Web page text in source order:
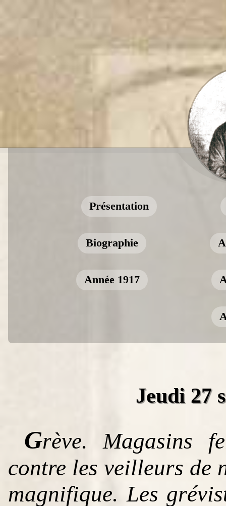
Présentation
Biographie
Année 1917
Jeudi 27
Grève. Magasins
contre les veilleurs de
magnifique. Les